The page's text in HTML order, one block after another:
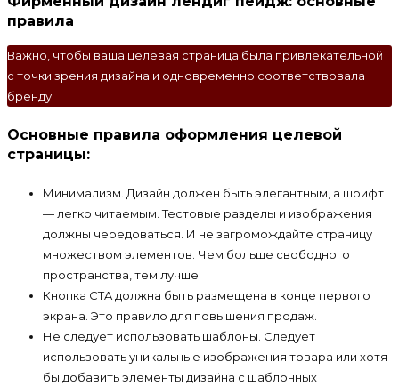
правила
Важно, чтобы ваша целевая страница была привлекательной
с точки зрения дизайна и одновременно соответствовала
бренду.
Основные правила оформления целевой
страницы:
Минимализм. Дизайн должен быть элегантным, а шрифт
— легко читаемым. Тестовые разделы и изображения
должны чередоваться. И не загромождайте страницу
множеством элементов. Чем больше свободного
пространства, тем лучше.
Кнопка CTA должна быть размещена в конце первого
экрана. Это правило для повышения продаж.
Не следует использовать шаблоны. Следует
использовать уникальные изображения товара или хотя
бы добавить элементы дизайна с шаблонных